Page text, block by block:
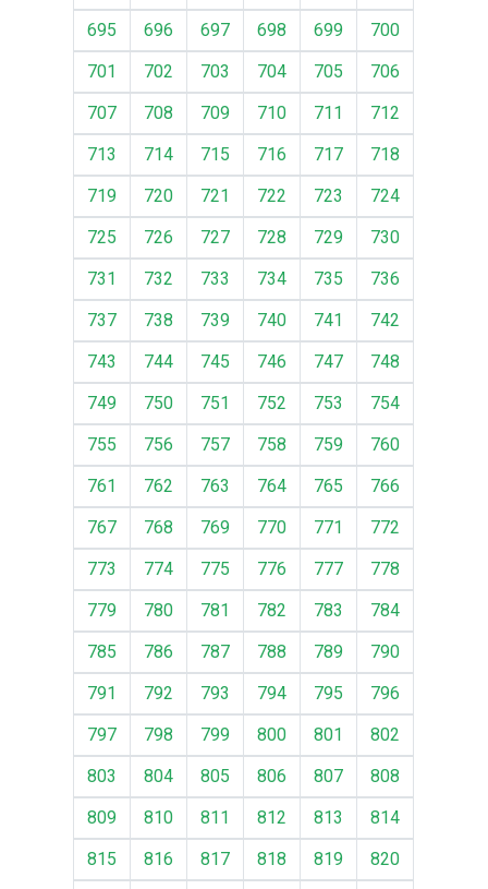
695
696 697 698 699
700
701
702 703 704 705
706
707
708 709 710 711
712
713
714 715 716 717
718
719
720 721 722 723
724
725
726 727 728 729
730
731
732 733 734 735
736
737
738 739 740 741
742
743
744 745 746 747
748
749
750 751 752 753
754
755
756 757 758 759
760
761
762 763 764 765
766
767
768 769 770 771
772
773
774 775 776 777
778
779
780 781 782 783
784
785
786 787 788 789
790
791
792 793 794 795
796
797
798 799 800 801
802
803
804 805 806 807
808
809
810 811 812 813
814
815
816 817 818 819 820